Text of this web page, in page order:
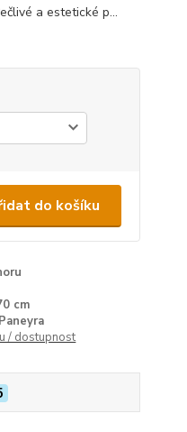
a estetické p...
do košíku
cm
Paneyra
/ dostupnost